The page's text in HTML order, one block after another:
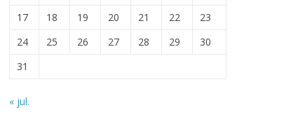
17
18 19 20 21 22
23
24
25 26 27 28 29
30
31
« jul.